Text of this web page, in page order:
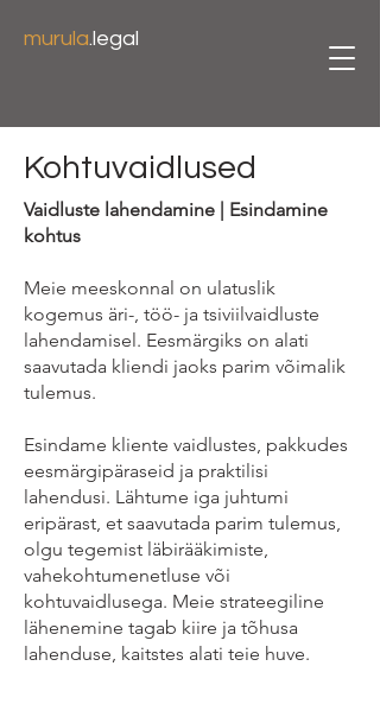
murula.legal
Kohtuvaidlused
Vaidluste lahendamine | Esindamine
kohtus
Meie meeskonnal on ulatuslik
kogemus äri-, töö- ja tsiviilvaidluste
lahendamisel. Eesmärgiks on alati
saavutada kliendi jaoks parim võimalik
tulemus.
Esindame kliente vaidlustes, pakkudes
eesmärgipäraseid ja praktilisi
lahendusi. Lähtume iga juhtumi
eripärast, et saavutada parim tulemus,
olgu tegemist läbirääkimiste,
vahekohtumenetluse või
kohtuvaidlusega. Meie strateegiline
lähenemine tagab kiire ja tõhusa
lahenduse, kaitstes alati teie huve.